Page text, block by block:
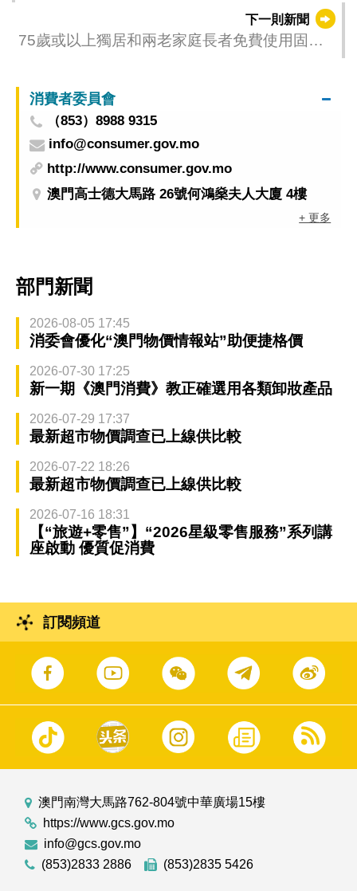
下一則新聞
75歲或以上獨居和兩老家庭長者免費使用固網
消費者委員會
（853）8988 9315
info@consumer.gov.mo
http://www.consumer.gov.mo
澳門高士德大馬路 26號何鴻燊夫人大廈 4樓
+ 更多
部門新聞
2026-08-05 17:45
消委會優化“澳門物價情報站”助便捷格價
2026-07-30 17:25
新一期《澳門消費》教正確選用各類卸妝產品
2026-07-29 17:37
最新超市物價調查已上線供比較
2026-07-22 18:26
最新超市物價調查已上線供比較
2026-07-16 18:31
【“旅遊+零售”】“2026星級零售服務”系列講
座啟動 優質促消費
訂閱頻道
澳門南灣大馬路762-804號中華廣場15樓
https://www.gcs.gov.mo
info@gcs.gov.mo
(853)2833 2886
(853)2835 5426